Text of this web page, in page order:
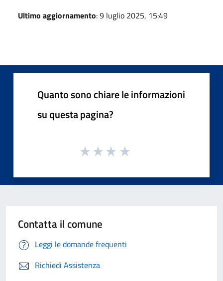
Ultimo aggiornamento: 9 luglio 2025, 15:49
Quanto sono chiare le informazioni
su questa pagina?
Contatta il comune
Leggi le domande frequenti
Richiedi Assistenza